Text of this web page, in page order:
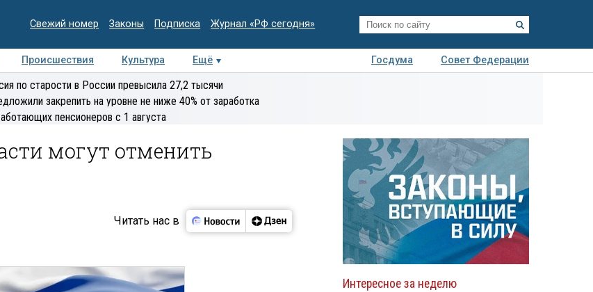
Свежий номер Законы Подписка Журнал «РФ сегодня»
Происшествия Культура Ещё Госдума
Совет Федерации
Интервью Колумнисты
по старости в России превысила 27,2 тысячи
закрепить на уровне не ниже 40% от заработка
пенсионеров с 1 августа
могут отменить
Читать нас в
Интересное за неделю